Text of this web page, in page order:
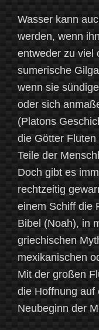
Wasser kann
werden, wenn
entweder zu viel
sumerische
wenn sie
oder sich
(Platons
die Götter
Teile der
Doch gibt es
rechtzeitig
einem Schiff die
Bibel (Noah), in
griechischen
mexikanischen
Mit der großen
die Hoffnung auf
Neubeginn der